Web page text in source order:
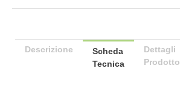
Descrizione
Scheda
Tecnica
Dettagli
Prodotto